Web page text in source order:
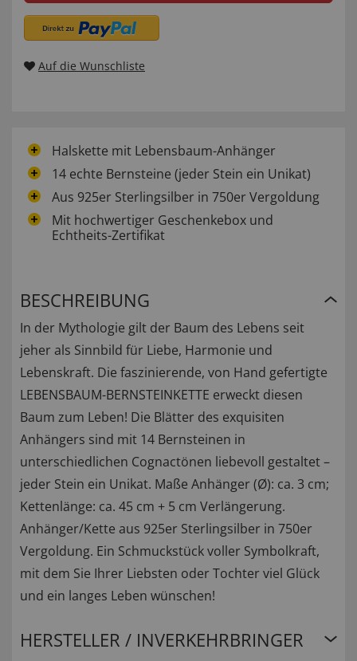
Auf die Wunschliste
Halskette mit Lebensbaum-Anhänger
14 echte Bernsteine (jeder Stein ein Unikat)
Aus 925er Sterlingsilber in 750er Vergoldung
Mit hochwertiger Geschenkebox und
Echtheits-Zertifikat
BESCHREIBUNG
In der Mythologie gilt der Baum des Lebens seit
jeher als Sinnbild für Liebe, Harmonie und
Lebenskraft. Die faszinierende, von Hand gefertigte
LEBENSBAUM-BERNSTEINKETTE erweckt diesen
Baum zum Leben! Die Blätter des exquisiten
Anhängers sind mit 14 Bernsteinen in
unterschiedlichen Cognactönen liebevoll gestaltet –
jeder Stein ein Unikat. Maße Anhänger (Ø): ca. 3 cm;
Kettenlänge: ca. 45 cm + 5 cm Verlängerung.
Anhänger/Kette aus 925er Sterlingsilber in 750er
Vergoldung. Ein Schmuckstück voller Symbolkraft,
mit dem Sie Ihrer Liebsten oder Tochter viel Glück
und ein langes Leben wünschen!
HERSTELLER / INVERKEHRBRINGER